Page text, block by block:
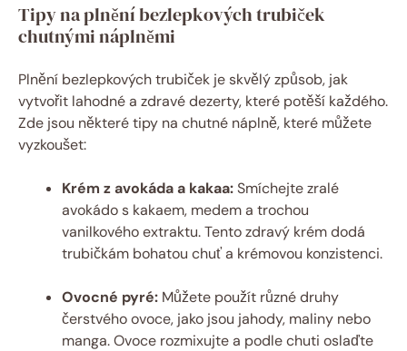
Tipy na plnění bezlepkových trubiček
chutnými náplněmi
Plnění bezlepkových trubiček je skvělý způsob, jak
vytvořit lahodné a zdravé dezerty, které potěší každého.
Zde jsou některé tipy na chutné náplně, které můžete
vyzkoušet:
Krém z avokáda a kakaa:Smíchejte zralé
avokádo s kakaem, medem a trochou
vanilkového extraktu. Tento zdravý krém dodá
trubičkám bohatou chuť a krémovou konzistenci.
Ovocné pyré: Můžete použít různé druhy
čerstvého ovoce, jako jsou jahody, maliny nebo
manga. Ovoce rozmixujte a podle chuti oslaďte